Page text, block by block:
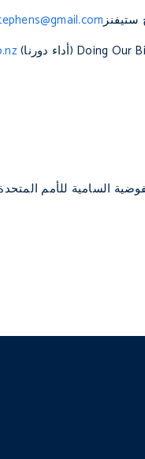
ستيفنز
Doing Our (أداء دورنا)
السامية للأمم